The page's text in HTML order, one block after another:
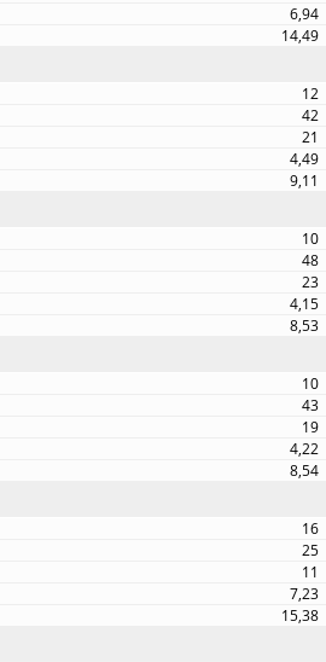
6,94
14,49
12
42
21
4,49
9,11
10
48
23
4,15
8,53
10
43
19
4,22
8,54
16
25
11
7,23
15,38